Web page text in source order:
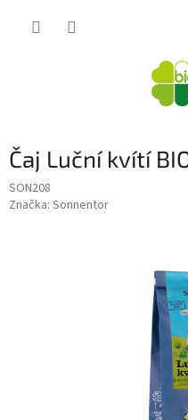
Čaj Luční kvítí
SON208
Značka: Sonnentor